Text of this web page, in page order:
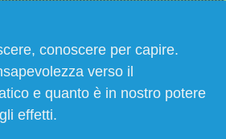
conoscere per capire.
verso il
e quanto è in nostro potere
effetti.